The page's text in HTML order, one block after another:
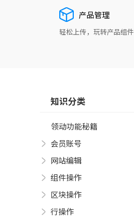
产品管理
轻松上传，玩转产品组件
知识分类
领动功能秘籍
会员账号
网站编辑
组件操作
区块操作
行操作